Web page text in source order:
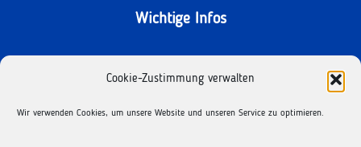
Cookie-Zustimmung verwalten
Wir verwenden Cookies, um unsere Website und unseren Service zu optimieren.
Wichtige Infos
Kontakt